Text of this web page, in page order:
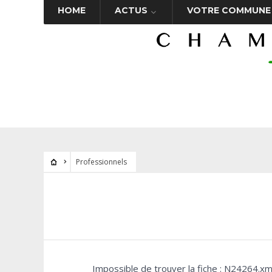
HOME ACTUS VOTRE COMMUNE
Professionnels
Impossible de trouver la fiche :